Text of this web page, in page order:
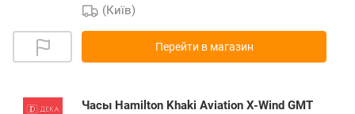
(Київ)
Перейти в магазин
Часы Hamilton Khaki Aviation X-Wind GMT